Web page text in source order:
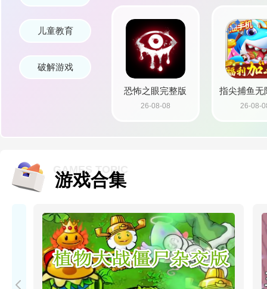
儿童教育
破解游戏
恐怖之眼完整版
(Eyes)
26-08-08
指尖捕鱼无
版
26-08-
GAMES TOPIC
游戏合集